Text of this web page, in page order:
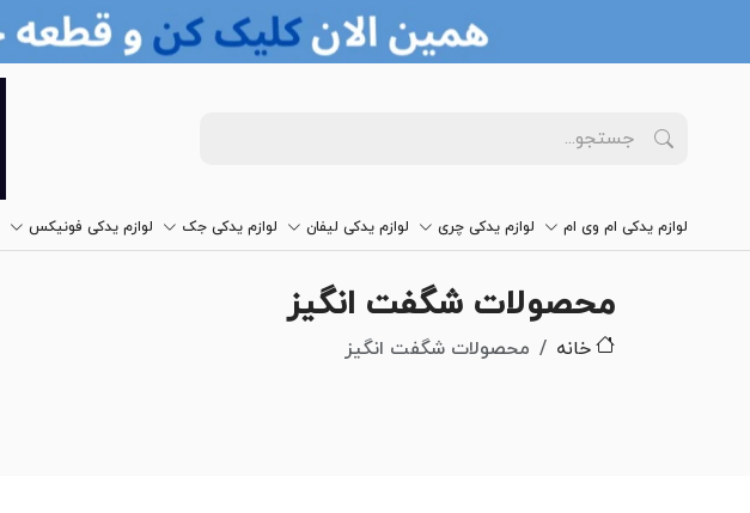
لوازم یدکی ام وی ام لوازم یدکی چری لوازم یدکی لیفان لوازم یدکی جک لوازم یدکی فونیکس
محصولات شگفت انگیز
خانه محصولات شگفت انگیز